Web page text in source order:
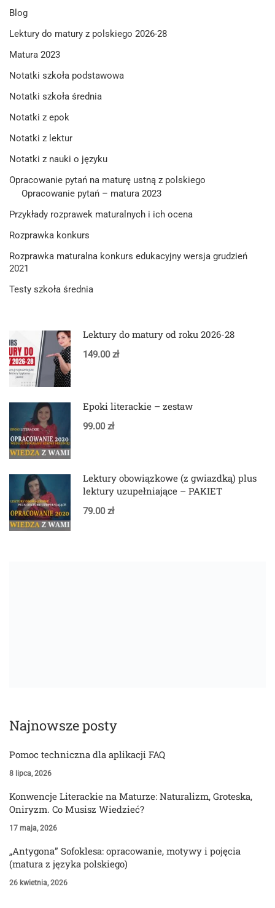
Blog
Lektury do matury z polskiego 2026-28
Matura 2023
Notatki szkoła podstawowa
Notatki szkoła średnia
Notatki z epok
Notatki z lektur
Notatki z nauki o języku
Opracowanie pytań na maturę ustną z polskiego
Opracowanie pytań – matura 2023
Przykłady rozprawek maturalnych i ich ocena
Rozprawka konkurs
Rozprawka maturalna konkurs edukacyjny wersja grudzień
2021
Testy szkoła średnia
Lektury do matury od roku 2026-28
149.00 zł
Epoki literackie – zestaw
99.00 zł
Lektury obowiązkowe (z gwiazdką) plus
lektury uzupełniające – PAKIET
79.00 zł
Najnowsze posty
Pomoc techniczna dla aplikacji FAQ
8 lipca, 2026
Konwencje Literackie na Maturze: Naturalizm, Groteska,
Oniryzm. Co Musisz Wiedzieć?
17 maja, 2026
„Antygona” Sofoklesa: opracowanie, motywy i pojęcia
(matura z języka polskiego)
26 kwietnia, 2026